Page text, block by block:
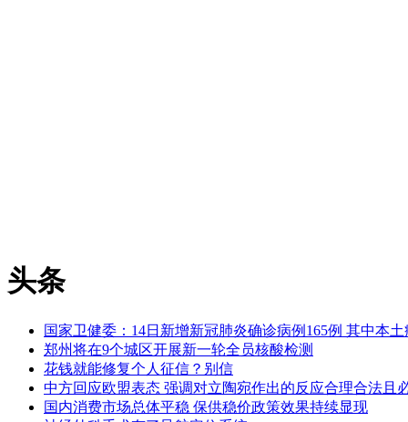
头条
国家卫健委：14日新增新冠肺炎确诊病例165例 其中本土
郑州将在9个城区开展新一轮全员核酸检测
花钱就能修复个人征信？别信
中方回应欧盟表态 强调对立陶宛作出的反应合理合法且
国内消费市场总体平稳 保供稳价政策效果持续显现